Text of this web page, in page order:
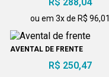
ou em 3x de R$ 96,01
AVENTAL DE FRENTE
R$ 250,47